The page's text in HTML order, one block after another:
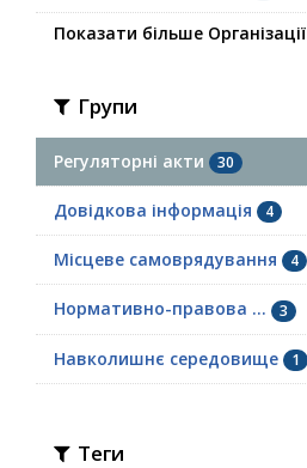
Показати більше Організації
Групи
Регуляторні акти 30
Довідкова інформація 4
Місцеве самоврядування 4
Нормативно-правова ... 3
Навколишнє середовище 1
Теги